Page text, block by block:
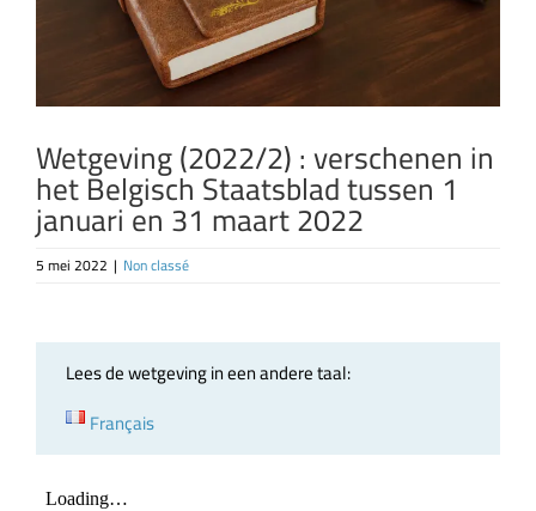
Wetgeving (2022/2) : verschenen in
het Belgisch Staatsblad tussen 1
januari en 31 maart 2022
5 mei 2022 | Non classé
Lees de wetgeving in een andere taal:
Français